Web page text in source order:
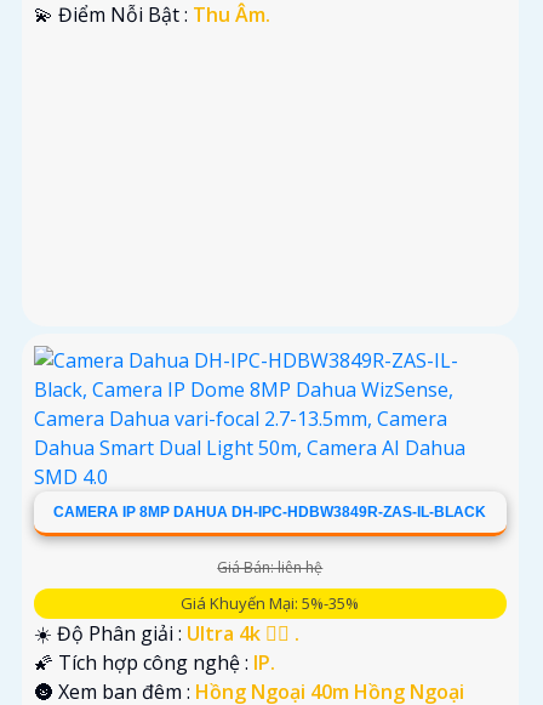
️💫 Điểm Nỗi Bật : Thu Âm.
CAMERA IP 8MP DAHUA DH-IPC-HDBW3849R-ZAS-IL-BLACK
Giá Bán: liên hệ
Giá Khuyến Mại: 5%-35%
☀️ Độ Phân giải : Ultra 4k 👍🏾 .
🌠 Tích hợp công nghệ : IP.
🌚 Xem ban đêm : Hồng Ngoại 40m Hồng Ngoại